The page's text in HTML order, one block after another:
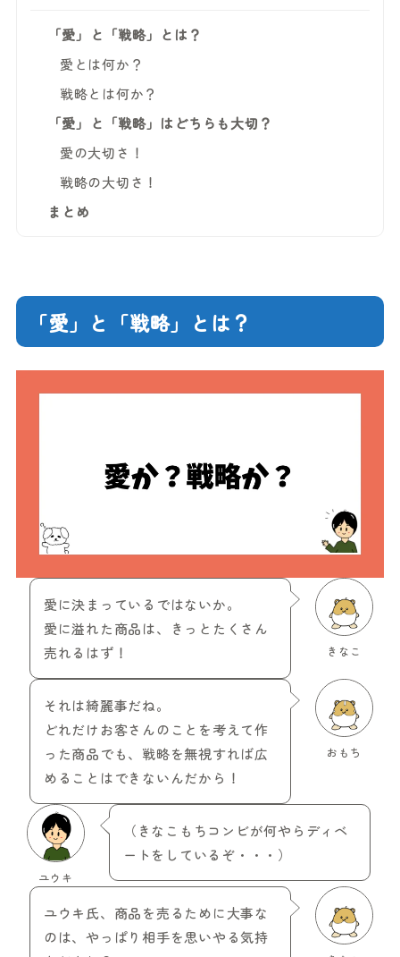
「愛」と「戦略」とは？
愛とは何か？
戦略とは何か？
「愛」と「戦略」はどちらも大切？
愛の大切さ！
戦略の大切さ！
まとめ
「愛」と「戦略」とは？
きなこ
愛に決まっているではないか。
愛に溢れた商品は、きっとたくさん
売れるはず！
おもち
それは綺麗事だね。
どれだけお客さんのことを考えて作
った商品でも、戦略を無視すれば広
めることはできないんだから！
ユウキ
（きなこもちコンビが何やらディベ
ートをしているぞ・・・）
ユウキ氏、商品を売るために大事な
のは、やっぱり相手を思いやる気持